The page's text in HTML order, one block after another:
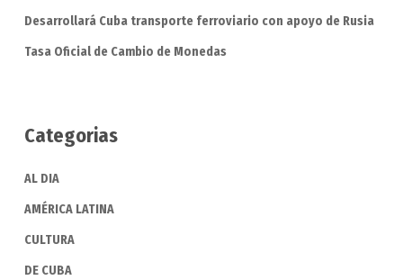
Desarrollará Cuba transporte ferroviario con apoyo de Rusia
Tasa Oficial de Cambio de Monedas
Categorias
AL DIA
AMÉRICA LATINA
CULTURA
DE CUBA